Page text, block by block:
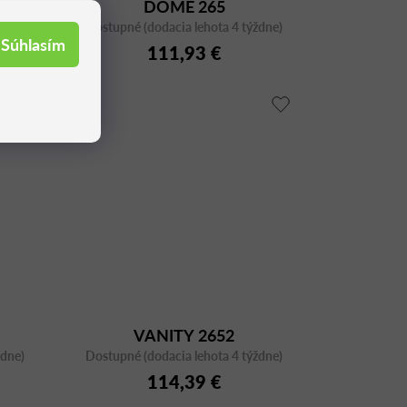
Súhlasím
DOME 265
Dostupné (dodacia lehota 4 týždne)
111,93 €
VANITY 2652
Dostupné (dodacia lehota 4 týždne)
114,39 €